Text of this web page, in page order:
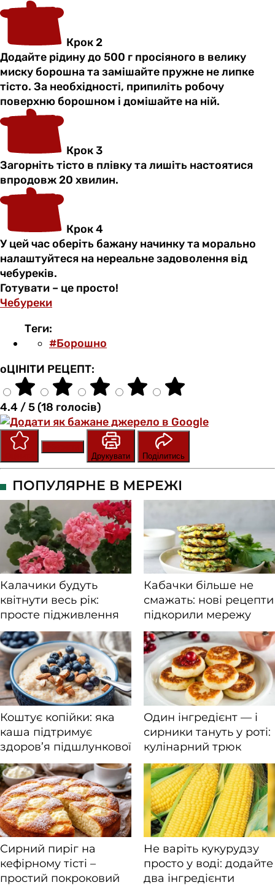
Крок 2
Додайте рідину до 500 г просіяного в велику
миску борошна та замішайте пружне не липке
тісто. За необхідності, припиліть робочу
поверхню борошном і домішайте на ній.
Крок 3
Загорніть тісто в плівку та лишіть настоятися
впродовж 20 хвилин.
Крок 4
У цей час оберіть бажану начинку та морально
налаштуйтеся на нереальне задоволення від
чебуреків.
Готувати – це просто!
Чебуреки
Теги:
#Борошно
оЦІНІТИ РЕЦЕПТ:
4.4 / 5 (18 голосів)
Друкувати
Поділитись